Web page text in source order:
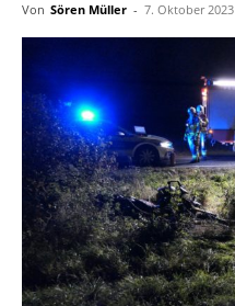
Von Sören Müller - 7. Oktober 2023